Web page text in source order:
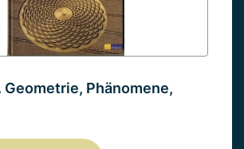
Geometrie, Phänomene,